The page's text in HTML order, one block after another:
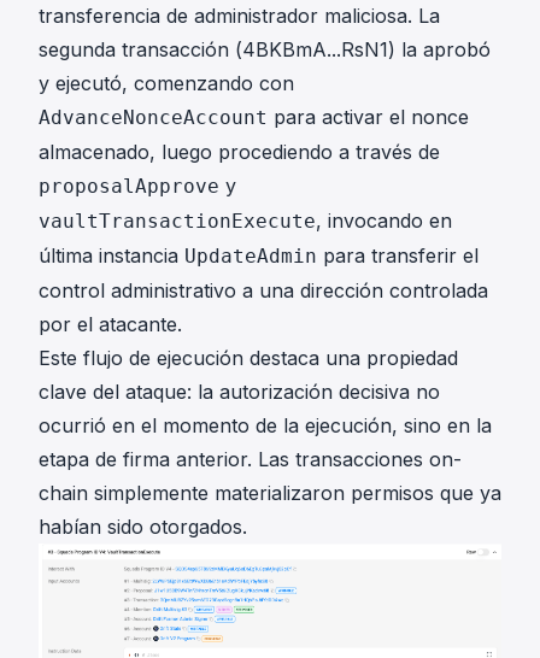
transferencia de administrador maliciosa. La
segunda transacción (4BKBmA...RsN1) la aprobó
y ejecutó, comenzando con
AdvanceNonceAccount para activar el nonce
almacenado, luego procediendo a través de
proposalApprove y
vaultTransactionExecute, invocando en
última instancia UpdateAdmin para transferir el
control administrativo a una dirección controlada
por el atacante.
Este flujo de ejecución destaca una propiedad
clave del ataque: la autorización decisiva no
ocurrió en el momento de la ejecución, sino en la
etapa de firma anterior. Las transacciones on-
chain simplemente materializaron permisos que ya
habían sido otorgados.